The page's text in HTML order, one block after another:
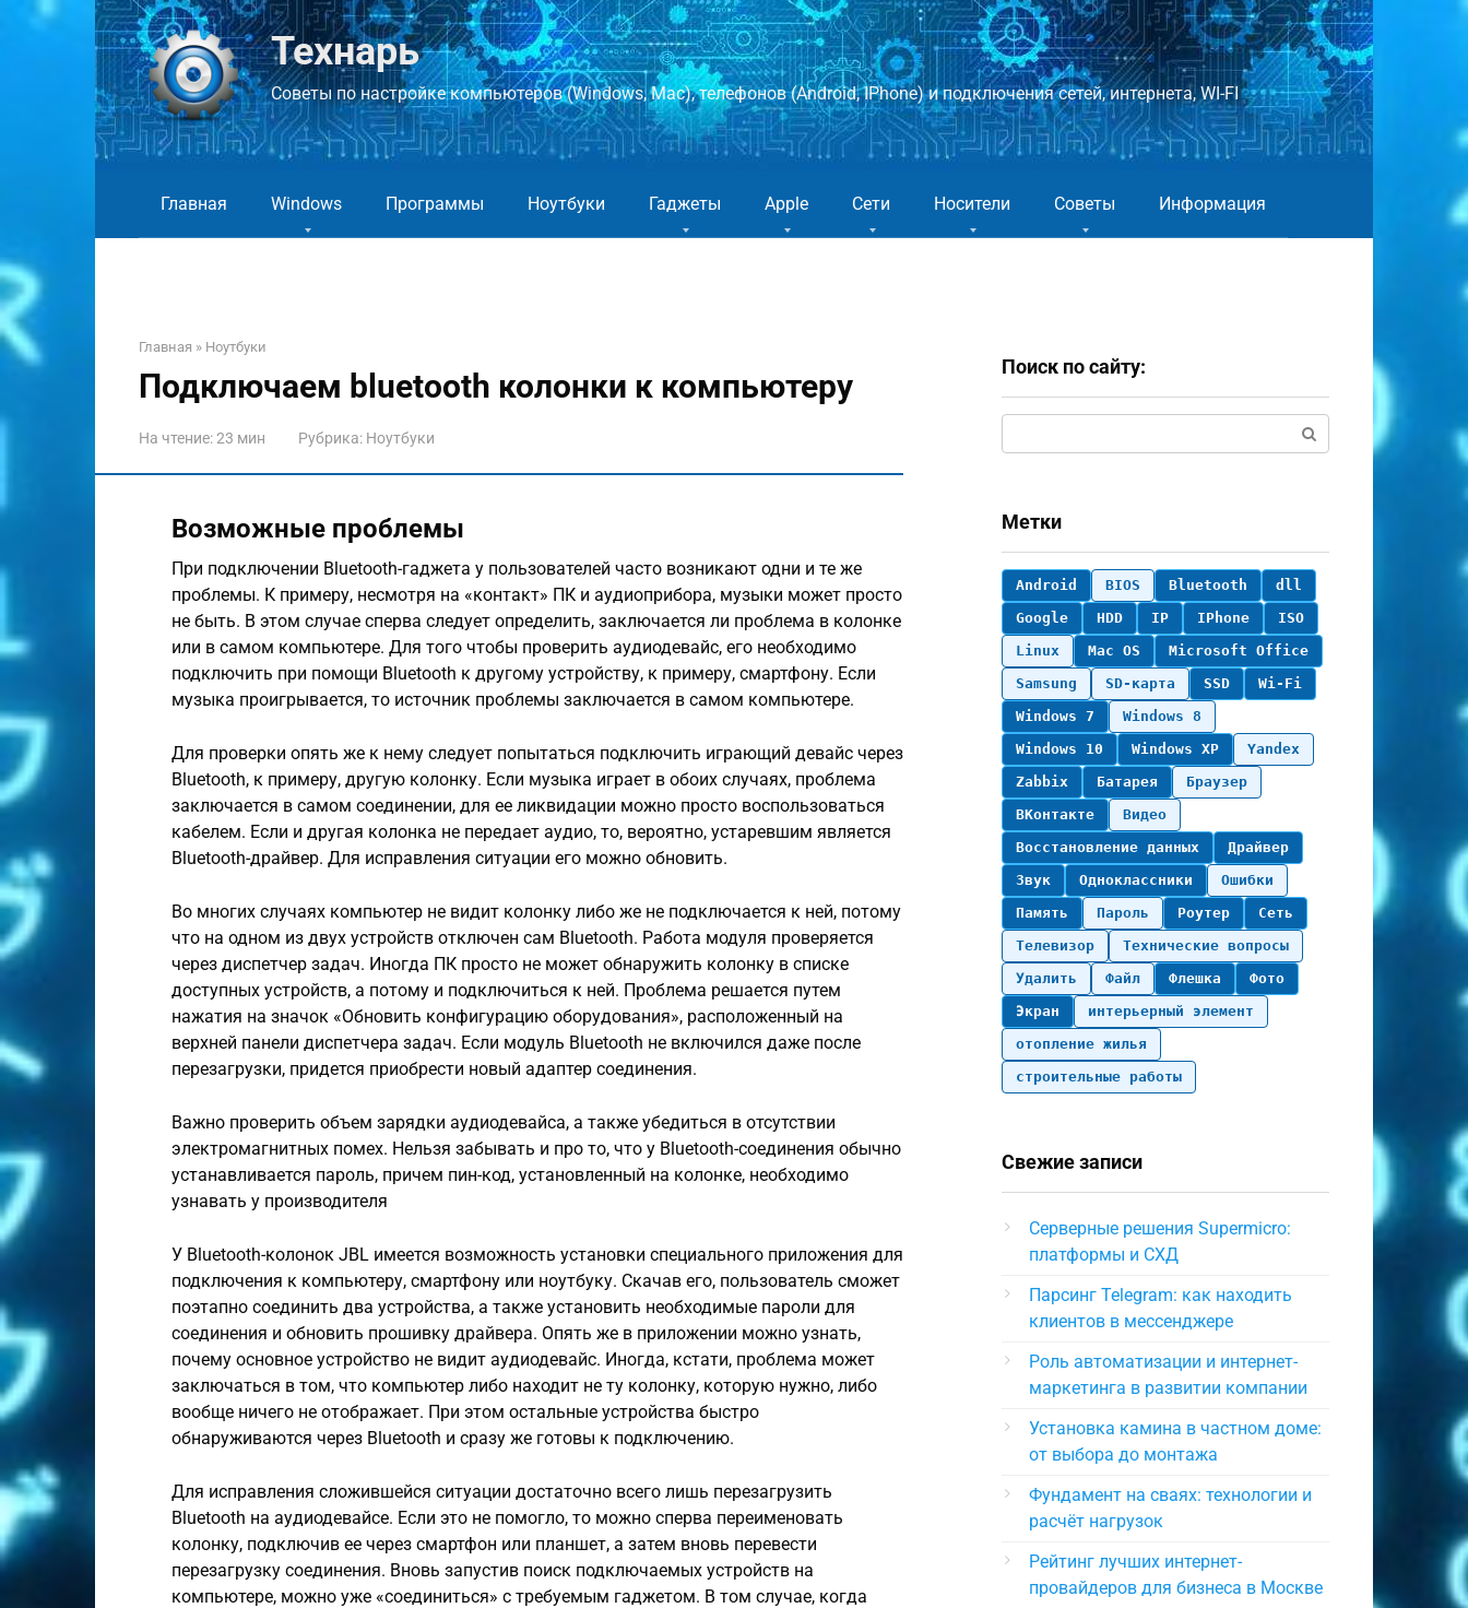
Перейти
Технарь
Советы по настройке компьютеров (Windows, Mac), телефонов (Android, IPhone) и подключения сетей, интернета, WI-FI
Главная Windows Программы Ноутбуки Гаджеты Apple Сети Носители Советы Информация
Главная » Ноутбуки
Подключаем bluetooth колонки к компьютеру
На чтение:23 мин Рубрика: Ноутбуки
Возможные проблемы
При подключении Bluetooth-гаджета у пользователей часто возникают одни и те же
проблемы. К примеру, несмотря на «контакт» ПК и аудиоприбора, музыки может просто
не быть. В этом случае сперва следует определить, заключается ли проблема в колонке
или в самом компьютере. Для того чтобы проверить аудиодевайс, его необходимо
подключить при помощи Bluetooth к другому устройству, к примеру, смартфону. Если
музыка проигрывается, то источник проблемы заключается в самом компьютере.
Для проверки опять же к нему следует попытаться подключить играющий девайс через
Bluetooth, к примеру, другую колонку. Если музыка играет в обоих случаях, проблема
заключается в самом соединении, для ее ликвидации можно просто воспользоваться
кабелем. Если и другая колонка не передает аудио, то, вероятно, устаревшим является
Bluetooth-драйвер. Для исправления ситуации его можно обновить.
Во многих случаях компьютер не видит колонку либо же не подключается к ней, потому
что на одном из двух устройств отключен сам Bluetooth. Работа модуля проверяется
через диспетчер задач. Иногда ПК просто не может обнаружить колонку в списке
доступных устройств, а потому и подключиться к ней. Проблема решается путем
нажатия на значок «Обновить конфигурацию оборудования», расположенный на
верхней панели диспетчера задач. Если модуль Bluetooth не включился даже после
перезагрузки, придется приобрести новый адаптер соединения.
Важно проверить объем зарядки аудиодевайса, а также убедиться в отсутствии
электромагнитных помех. Нельзя забывать и про то, что у Bluetooth-соединения обычно
устанавливается пароль, причем пин-код, установленный на колонке, необходимо
узнавать у производителя
У Bluetooth-колонок JBL имеется возможность установки специального приложения для
подключения к компьютеру, смартфону или ноутбуку. Скачав его, пользователь сможет
поэтапно соединить два устройства, а также установить необходимые пароли для
соединения и обновить прошивку драйвера. Опять же в приложении можно узнать,
почему основное устройство не видит аудиодевайс. Иногда, кстати, проблема может
заключаться в том, что компьютер либо находит не ту колонку, которую нужно, либо
вообще ничего не отображает. При этом остальные устройства быстро
обнаруживаются через Bluetooth и сразу же готовы к подключению.
Для исправления сложившейся ситуации достаточно всего лишь перезагрузить
Bluetooth на аудиодевайсе. Если это не помогло, то можно сперва переименовать
колонку, подключив ее через смартфон или планшет, а затем вновь перевести
перезагрузку соединения. Вновь запустив поиск подключаемых устройств на
компьютере, можно уже «соединиться» с требуемым гаджетом. В том случае, когда
Поиск по сайту:
Метки
Android BIOS Bluetooth
dll
Google
HDD IP IPhone
ISO
Linux
Mac OS
Microsoft Office
Samsung
SD-карта SSD
Wi-Fi
Windows 7
Windows 8
Windows 10
Windows XP
Yandex
Zabbix
Батарея
Браузер
ВКонтакте
Видео
Восстановление данных
Драйвер
Звук
Одноклассники
Ошибки
Память
Пароль Роутер
Сеть
Телевизор
Технические вопросы
Удалить
Файл Флешка
Фото
Экран
интерьерный элемент
отопление жилья
строительные работы
Свежие записи
Серверные решения Supermicro:
платформы и СХД
Парсинг Telegram: как находить
клиентов в мессенджере
Роль автоматизации и интернет-
маркетинга в развитии компании
Установка камина в частном доме:
от выбора до монтажа
Фундамент на сваях: технологии и
расчёт нагрузок
Рейтинг лучших интернет-
провайдеров для бизнеса в Москве